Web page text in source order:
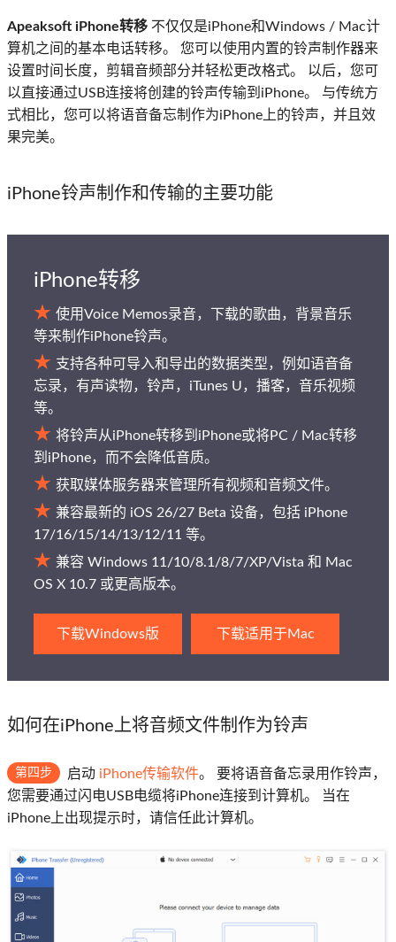
Apeaksoft iPhone转移 不仅仅是iPhone和Windows / Mac计
算机之间的基本电话转移。 您可以使用内置的铃声制作器来
设置时间长度，剪辑音频部分并轻松更改格式。 以后，您可
以直接通过USB连接将创建的铃声传输到iPhone。 与传统方
式相比，您可以将语音备忘制作为iPhone上的铃声，并且效
果完美。
iPhone铃声制作和传输的主要功能
iPhone转移
使用Voice Memos录音，下载的歌曲，背景音乐
等来制作iPhone铃声。
支持各种可导入和导出的数据类型，例如语音备
忘录，有声读物，铃声，iTunes U，播客，音乐视频
等。
将铃声从iPhone转移到iPhone或将PC / Mac转移
到iPhone，而不会降低音质。
获取媒体服务器来管理所有视频和音频文件。
兼容最新的 iOS 26/27 Beta 设备，包括 iPhone
17/16/15/14/13/12/11 等。
兼容 Windows 11/10/8.1/8/7/XP/Vista 和 Mac
OS X 10.7 或更高版本。
下载Windows版 下载适用于Mac
如何在iPhone上将音频文件制作为铃声
第四步 启动 iPhone传输软件。 要将语音备忘录用作铃声，
您需要通过闪电USB电缆将iPhone连接到计算机。 当在
iPhone上出现提示时，请信任此计算机。